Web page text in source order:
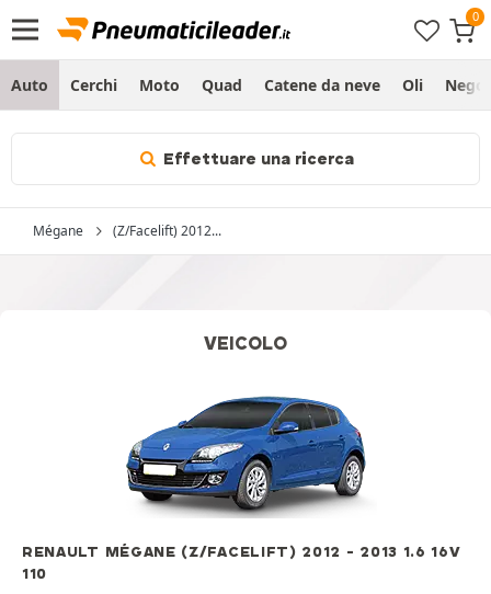
Auto Cerchi Moto Quad Catene da neve Oli
Effettuare una ricerca
Mégane (Z/Facelift) 2012...
VEICOLO
RENAULT MÉGANE (Z/FACELIFT) 2012 - 2013 1.6 16V
110